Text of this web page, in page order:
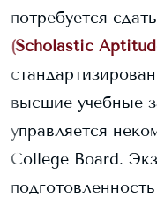
потребуется
(Scholastic
высшие учебные
управляется
College Board.